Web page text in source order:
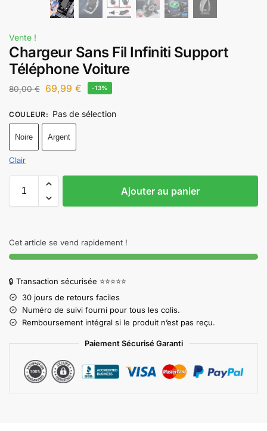
Vente !
Chargeur Sans Fil Infiniti Support
Téléphone Voiture
80,00€ 69,99 € -13%
COULEUR: Pas de sélection
Noire Argent
Clair
Ajouter au panier
Cet article se vend rapidement !
🔒 Transaction sécurisée ⭐⭐⭐⭐⭐
30 jours de retours faciles
Numéro de suivi fourni pour tous les colis.
Remboursement intégral si le produit n’est pas reçu.
Paiement Sécurisé Garanti